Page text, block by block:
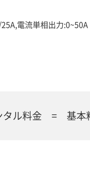
電流単相出力
タル料金 = 基本